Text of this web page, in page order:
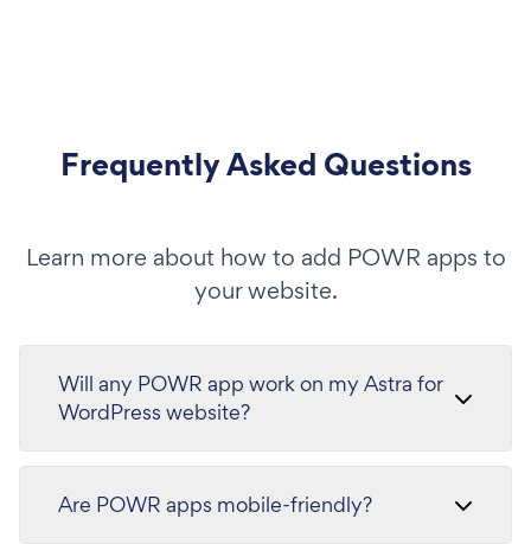
Frequently Asked Questions
Learn more about how to add POWR apps to
your website.
Will any POWR app work on my Astra for
WordPress website?
Are POWR apps mobile-friendly?